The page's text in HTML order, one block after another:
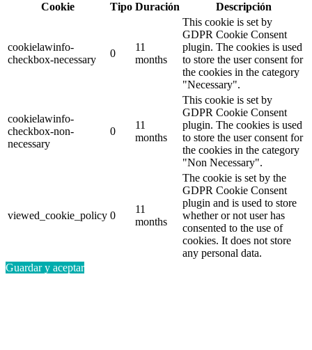
Cookie
Tipo Duración Descripción
cookielawinfo-
checkbox-necessary
0
11
months
This cookie is set by
GDPR Cookie Consent
plugin. The cookies is used
to store the user consent for
the cookies in the category
"Necessary".
cookielawinfo-
checkbox-non-
necessary
0
11
months
This cookie is set by
GDPR Cookie Consent
plugin. The cookies is used
to store the user consent for
the cookies in the category
"Non Necessary".
viewed_cookie_policy 0
11
months
The cookie is set by the
GDPR Cookie Consent
plugin and is used to store
whether or not user has
consented to the use of
cookies. It does not store
any personal data.
Guardar y aceptar